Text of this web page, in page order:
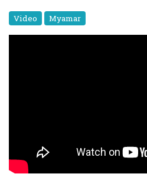
Video Myamar